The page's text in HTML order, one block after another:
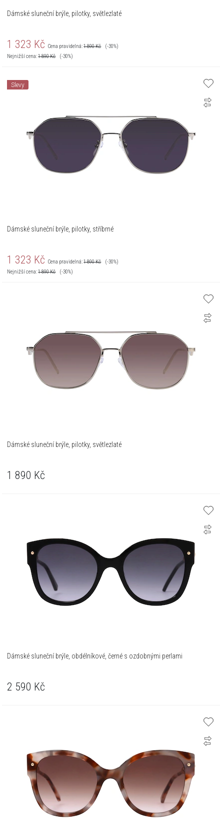
Dámské sluneční brýle, pilotky, světlezlaté
1 323 Kč Cena pravidelná:1 890Kč
(-30%)
Nejnižší cena:1 890Kč (-30%)
Slevy
Dámské sluneční brýle, pilotky, stříbrné
1 323 Kč Cena pravidelná:1 890Kč
(-30%)
Nejnižší cena:1 890Kč (-30%)
Dámské sluneční brýle, pilotky, světlezlaté
1 890 Kč
Dámské sluneční brýle, obdélníkové, černé s ozdobnými perlami
2 590 Kč